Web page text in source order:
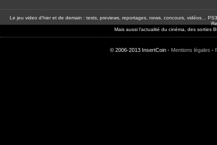
Le jeu video d'hier et de demain : tests, previews, reportages, news, concours, vidéos…
Mais aussi l'actualité du cinéma, des sorties
© 2006-2013 InsertCoin - Mentions légales -